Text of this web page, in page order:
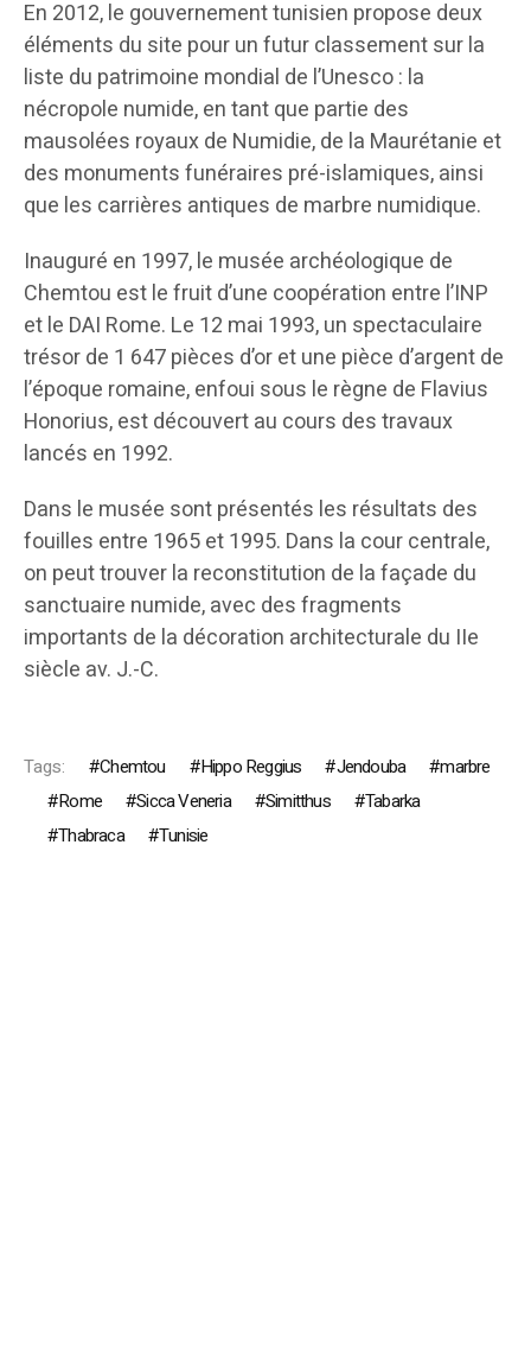
En 2012, le gouvernement tunisien propose deux
éléments du site pour un futur classement sur la
liste du patrimoine mondial de l’Unesco : la
nécropole numide, en tant que partie des
mausolées royaux de Numidie, de la Maurétanie et
des monuments funéraires pré-islamiques, ainsi
que les carrières antiques de marbre numidique.
Inauguré en 1997, le musée archéologique de
Chemtou est le fruit d’une coopération entre l’INP
et le DAI Rome. Le 12 mai 1993, un spectaculaire
trésor de 1 647 pièces d’or et une pièce d’argent de
l’époque romaine, enfoui sous le règne de Flavius
Honorius, est découvert au cours des travaux
lancés en 1992.
Dans le musée sont présentés les résultats des
fouilles entre 1965 et 1995. Dans la cour centrale,
on peut trouver la reconstitution de la façade du
sanctuaire numide, avec des fragments
importants de la décoration architecturale du IIe
siècle av. J.-C.
Tags: Chemtou Hippo Reggius Jendouba
marbre
Rome
Sicca Veneria Simitthus
Tabarka
Thabraca
Tunisie